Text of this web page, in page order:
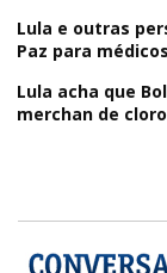
Lula e outras
Paz para
Lula acha que
merchan de